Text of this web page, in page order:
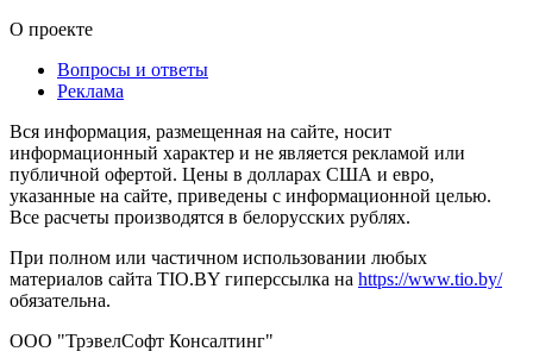
О проекте
Вопросы и ответы
Реклама
Вся информация, размещенная на сайте, носит
информационный характер и не является рекламой или
публичной офертой. Цены в долларах США и евро,
указанные на сайте, приведены с информационной целью.
Все расчеты производятся в белорусских рублях.
При полном или частичном использовании любых
материалов сайта TIO.BY гиперссылка на https://www.tio.by/
обязательна.
ООО "ТрэвелСофт Консалтинг"